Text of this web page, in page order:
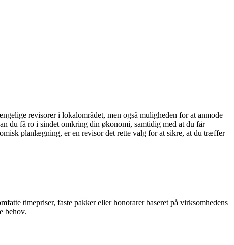
revisorer i lokalområdet, men også muligheden for at anmode
du få ro i sindet omkring din økonomi, samtidig med at du får
planlægning, er en revisor det rette valg for at sikre, at du træffer
timepriser, faste pakker eller honorarer baseret på virksomhedens
behov.